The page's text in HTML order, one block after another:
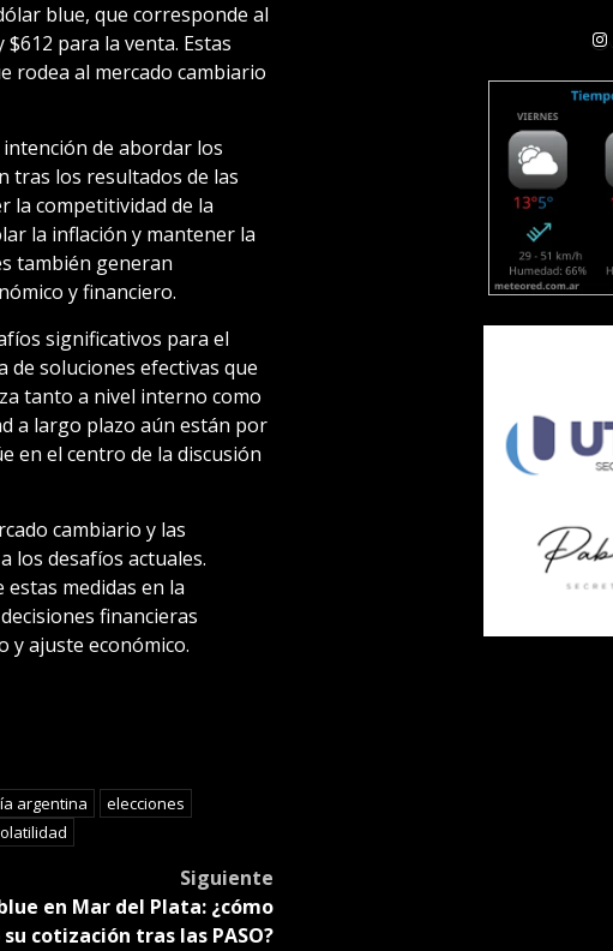
blue, que corresponde al
para la venta. Estas
rodea al mercado cambiario
de abordar los
tras los resultados de las
la competitividad de la
la inflación y mantener la
también generan
y financiero.
significativos para el
soluciones efectivas que
tanto a nivel interno como
a largo plazo aún están por
en el centro de la discusión
cambiario y las
los desafíos actuales.
medidas en la
financieras
y ajuste económico.
argentina
elecciones
Siguiente
en Mar del Plata: ¿cómo
cotización tras las PASO?